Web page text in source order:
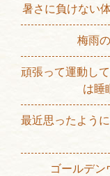
暑さに負けない
梅雨
頑張って運動し
は睡
最近思ったよう
ゴールデン